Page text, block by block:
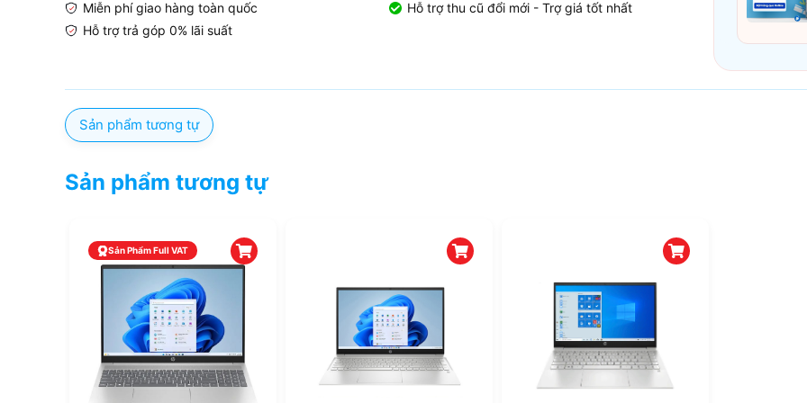
Miễn phí giao hàng toàn quốc
Hỗ trợ trả góp 0% lãi suất
Hỗ trợ thu cũ đổi mới - Trợ giá tốt nhất
Sản phẩm tương tự
Sản phẩm tương tự
Sản Phẩm Full VAT